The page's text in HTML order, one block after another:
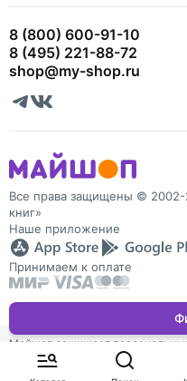
8 (800) 600-91-10
8 (495) 221-88-72
shop@my-shop.ru
Все права защищены ©
книг»
Наше приложение
Принимаем к оплате
Майшоп защищает
и обрабатывает Cookies для